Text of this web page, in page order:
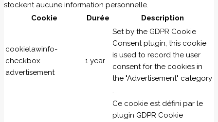
stockent aucune information personnelle.
Cookie
Durée Description
cookielawinfo-
checkbox-
advertisement
1 year
Set by the GDPR Cookie
Consent plugin, this cookie
is used to record the user
consent for the cookies in
the "Advertisement" category
.
Ce cookie est défini par le
plugin GDPR Cookie